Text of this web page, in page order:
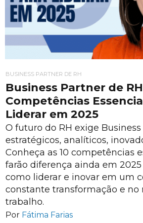
BUSINESS PARTNER DE RH
Business Partner de
Competências
Liderar em 2025
O futuro do RH exige
estratégicos, analíticos,
Conheça as 10 competências
farão diferença ainda em
como liderar e inovar em um
constante transformação e no
trabalho.
Por Fátima Farias